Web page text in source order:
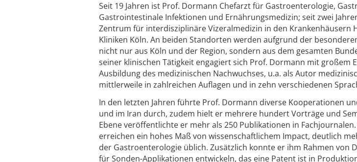
Seit 19 Jahren ist Prof. Dormann Chefarzt für Gastroenterologie,
Gastrointestinale Infektionen und Ernährungsmedizin; seit zwei
Zentrum für interdisziplinäre Vizeralmedizin in den Krankenhäusern
Kliniken Köln. An beiden Standorten werden aufgrund der
nicht nur aus Köln und der Region, sondern aus dem gesamten
seiner klinischen Tätigkeit engagiert sich Prof. Dormann mit großem
Ausbildung des medizinischen Nachwuchses, u.a. als Autor
mittlerweile in zahlreichen Auflagen und in zehn verschiedenen
In den letzten Jahren führte Prof. Dormann diverse Kooperationen
und im Iran durch, zudem hielt er mehrere hundert Vorträge und
Ebene veröffentlichte er mehr als 250 Publikationen in
erreichen ein hohes Maß von wissenschaftlichem Impact, deutlich
der Gastroenterologie üblich. Zusätzlich konnte er ihm Rahmen von
für Sonden-Applikationen entwickeln, das eine Patent ist in